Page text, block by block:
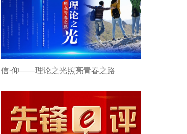
信·仰——理论之光照亮青春之路